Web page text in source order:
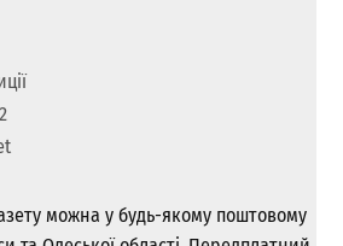
можна у будь-якому поштовому